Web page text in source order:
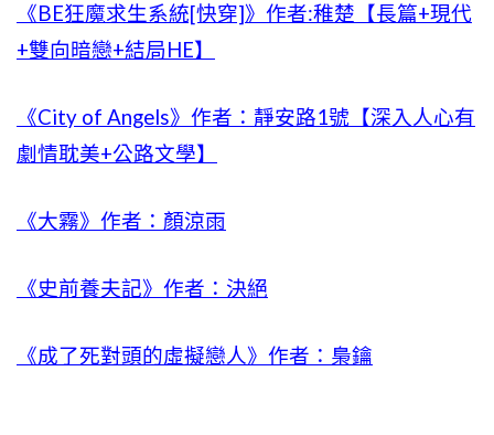
《BE狂魔求生系統[快穿]》作者:稚楚【長篇+現代
+雙向暗戀+結局HE】
《City of Angels》作者：靜安路1號【深入人心有
劇情耽美+公路文學】
《大霧》作者：顏涼雨
《史前養夫記》作者：決絕
《成了死對頭的虛擬戀人》作者：梟鑰